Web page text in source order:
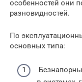
особенностей они
разновидностей.
По
основных типа: